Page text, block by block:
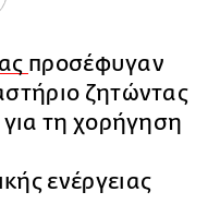
προσέφυγαν
ζητώντας
τη χορήγηση
ενέργειας